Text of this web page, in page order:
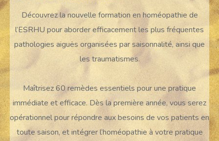
Découvrez la nouvelle formation en homéopathie de
l’ESRHU pour aborder efficacement les plus fréquentes
pathologies aiguës organisées par saisonnalité, ainsi que
les traumatismes.
Maîtrisez 60 remèdes essentiels pour une pratique
immédiate et efficace. Dès la première année, vous serez
opérationnel pour répondre aux besoins de vos patients en
toute saison, et intégrer l’homéopathie à votre pratique